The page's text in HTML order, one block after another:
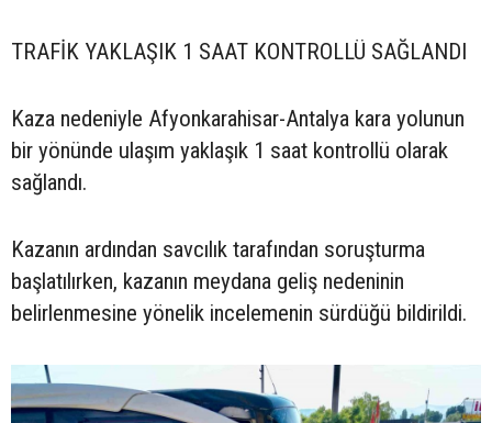
TRAFİK YAKLAŞIK 1 SAAT KONTROLLÜ SAĞLANDI
Kaza nedeniyle Afyonkarahisar-Antalya kara yolunun
bir yönünde ulaşım yaklaşık 1 saat kontrollü olarak
sağlandı.
Kazanın ardından savcılık tarafından soruşturma
başlatılırken, kazanın meydana geliş nedeninin
belirlenmesine yönelik incelemenin sürdüğü bildirildi.